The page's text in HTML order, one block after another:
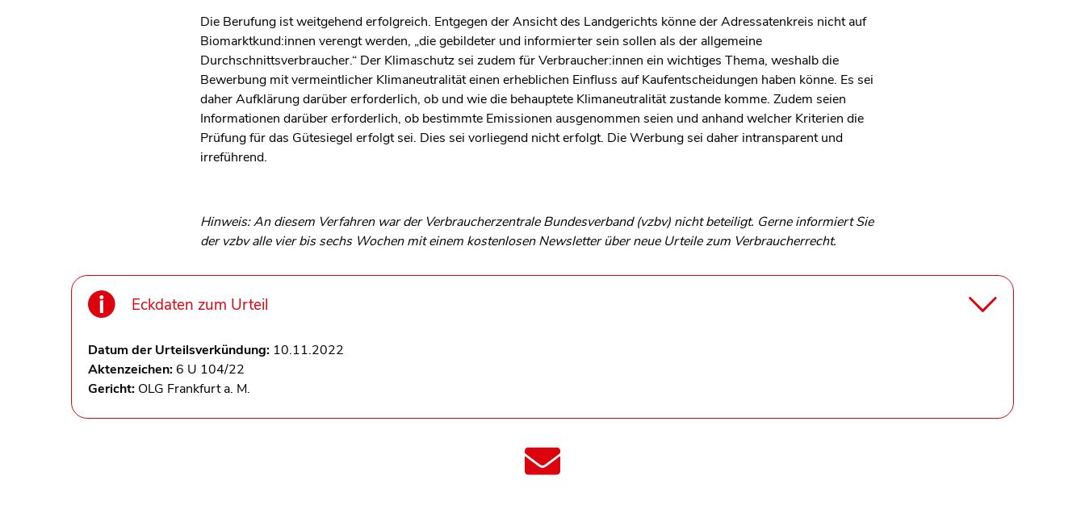
Die Berufung ist weitgehend erfolgreich. Entgegen der Ansicht des Landgerichts könne der Adressatenkreis nicht auf
Biomarktkund:innen verengt werden, „die gebildeter und informierter sein sollen als der allgemeine
Durchschnittsverbraucher.“ Der Klimaschutz sei zudem für Verbraucher:innen ein wichtiges Thema, weshalb die
Bewerbung mit vermeintlicher Klimaneutralität einen erheblichen Einfluss auf Kaufentscheidungen haben könne. Es sei
daher Aufklärung darüber erforderlich, ob und wie die behauptete Klimaneutralität zustande komme. Zudem seien
Informationen darüber erforderlich, ob bestimmte Emissionen ausgenommen seien und anhand welcher Kriterien die
Prüfung für das Gütesiegel erfolgt sei. Dies sei vorliegend nicht erfolgt. Die Werbung sei daher intransparent und
irreführend.
Hinweis: An diesem Verfahren war der Verbraucherzentrale Bundesverband (vzbv) nicht beteiligt. Gerne informiert Sie
der vzbv alle vier bis sechs Wochen mit einem kostenlosen Newsletter über neue Urteile zum Verbraucherrecht.
Eckdaten zum Urteil
Datum der Urteilsverkündung: 10.11.2022
Aktenzeichen: 6 U 104/22
Gericht: OLG Frankfurt a. M.